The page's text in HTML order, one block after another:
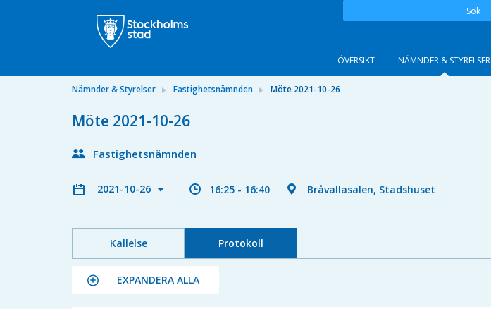
Sök
ÖVERSIKT NÄMNDER & STYRELSER
Nämnder & Styrelser Fastighetsnämnden Möte 2021-10-26
Möte 2021-10-26
Fastighetsnämnden
2021-10-26 16:25 - 16:40 Bråvallasalen, Stadshuset
Kallelse Protokoll
EXPANDERA ALLA